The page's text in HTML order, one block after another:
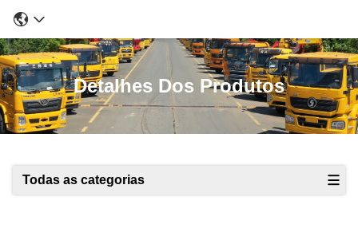
Detalhes Dos Produtos
Todas as categorias